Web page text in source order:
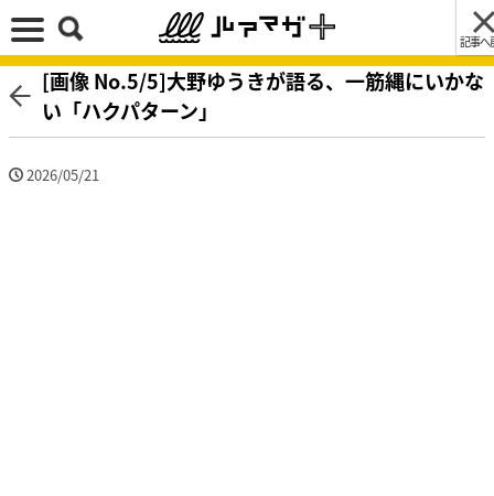
記事へ
[画像 No.5/5]大野ゆうきが語る、一筋縄にいかな
い「ハクパターン」
2026/05/21